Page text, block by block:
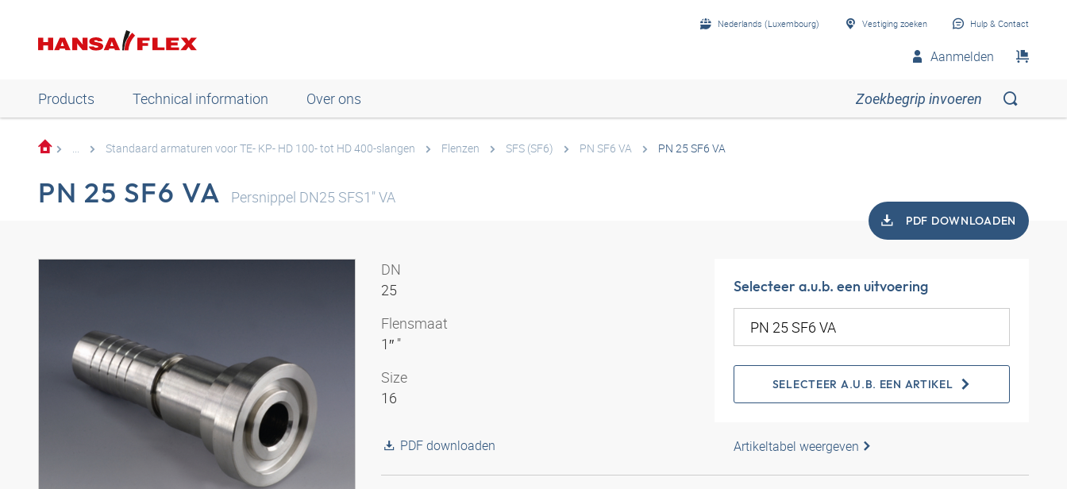
Nederlands (Luxembourg) Vestiging zoeken Hulp & Contact
Aanmelden
Products Technical information Over ons
... Standaard armaturen voor TE- KP- HD 100- tot HD 400-slangen Flenzen SFS (SF6) PN SF6 VA PN 25 SF6 VA
PN 25 SF6 VA Persnippel DN25 SFS1" VA
PDF DOWNLOADEN
DN
25
Flensmaat
1″ "
Size
16
PDF downloaden
Selecteer a.u.b. een uitvoering
SELECTEER A.U.B. EEN ARTIKEL
Artikeltabel weergeven